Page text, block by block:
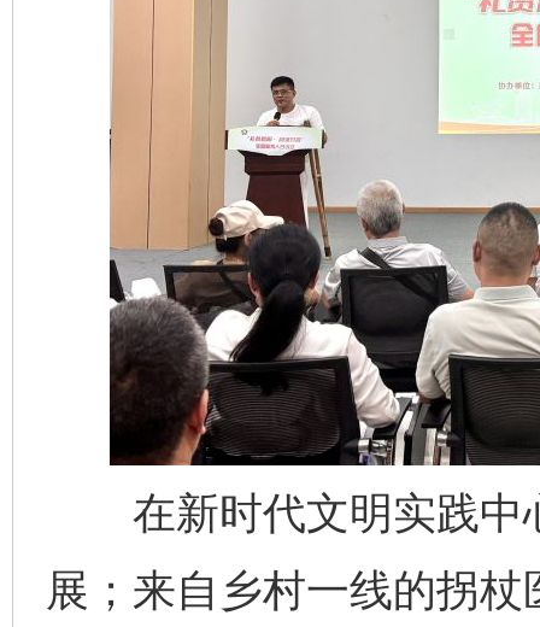
在新时代文明实践中
展；来自乡村一线的拐